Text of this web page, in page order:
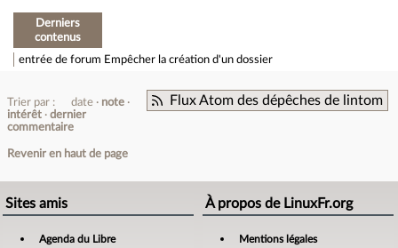
Derniers
contenus
entrée de forum Empêcher la création d'un dossier
Flux Atom des dépêches de lintom
Trier par : date
note
intérêt
dernier
commentaire
Revenir en haut de page
Sites amis
Agenda du Libre
À propos de LinuxFr.org
Mentions légales